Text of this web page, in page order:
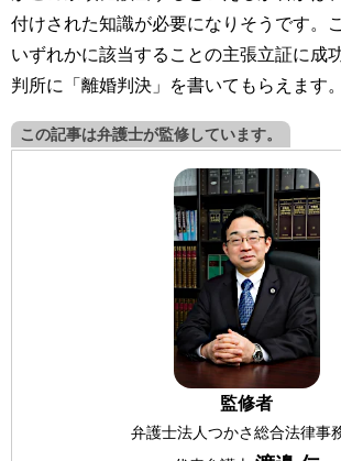
付けされた知識が必要になりそうです。
いずれかに該当することの主張立証に成
判所に「離婚判決」を書いてもらえます。
この記事は弁護士が監修しています。
監修者
弁護士法人つかさ総合法律事